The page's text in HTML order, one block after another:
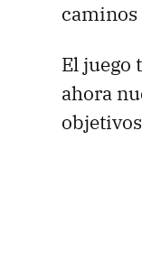
El juego
ahora